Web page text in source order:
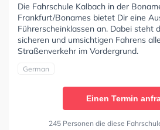
Die Fahrschule Kalbach in der
Frankfurt/Bonames bietet Dir eine
Führerscheinklassen an. Dabei steht
sicheren und umsichtigen Fahrens
Straßenverkehr im Vordergrund.
German
Einen Termin
245 Personen die diese